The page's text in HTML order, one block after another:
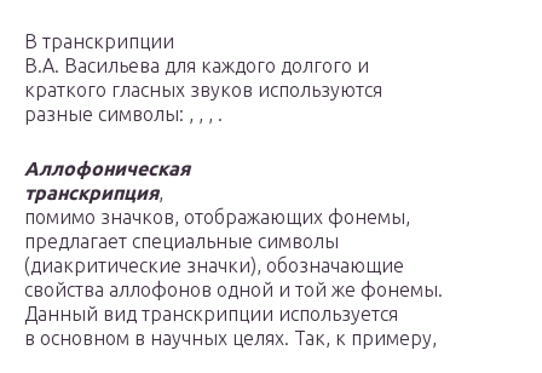
В транскрипции
В.А. Васильева для каждого долгого и
краткого гласных звуков используются
разные символы: , , , .
Аллофоническая
транскрипция,
помимо значков, отображающих фонемы,
предлагает специальные символы
(диакритические значки), обозначающие
свойства аллофонов одной и той же фонемы.
Данный вид транскрипции используется
в основном в научных целях. Так, к примеру,